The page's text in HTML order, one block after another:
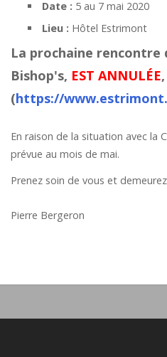
Date : 5 au 7 mai 2020
Lieu : Hôtel Estrimont
La prochaine rencontre
Bishop's, EST ANNULÉE
(https://
En raison de la situation avec la
prévue au mois de mai.
Prenez soin de vous et
Pierre Bergeron